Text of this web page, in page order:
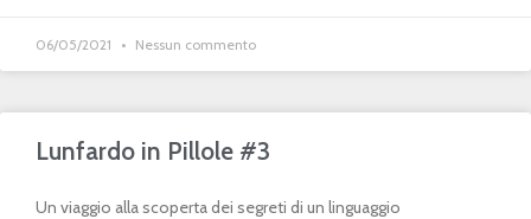
06/05/2021 Nessun commento
Lunfardo in Pillole #3
Un viaggio alla scoperta dei segreti di un linguaggio